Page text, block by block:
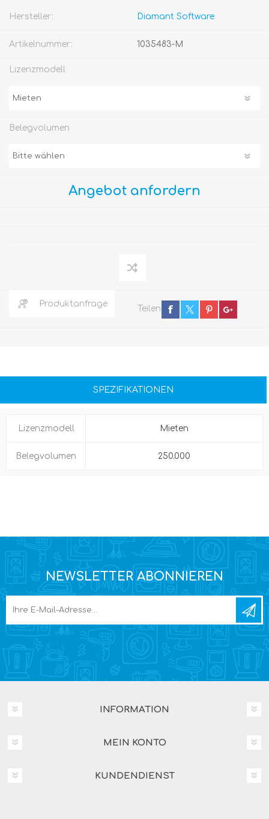
Hersteller: Diamant Software
Artikelnummer: 1035483-M
Lizenzmodell
Belegvolumen
Angebot anfordern
Produktanfrage
Teilen
SPEZIFIKATIONEN
Lizenzmodell Mieten
Belegvolumen 250.000
NEWSLETTER ABONNIEREN
INFORMATION
MEIN KONTO
KUNDENDIENST